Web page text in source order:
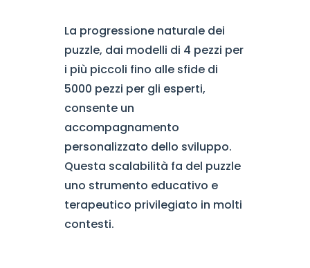
La progressione naturale dei
puzzle, dai modelli di 4 pezzi per
i più piccoli fino alle sfide di
5000 pezzi per gli esperti,
consente un
accompagnamento
personalizzato dello sviluppo.
Questa scalabilità fa del puzzle
uno strumento educativo e
terapeutico privilegiato in molti
contesti.